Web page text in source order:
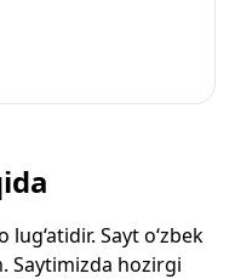
Sayt o‘zbek
Saytimizda hozirgi